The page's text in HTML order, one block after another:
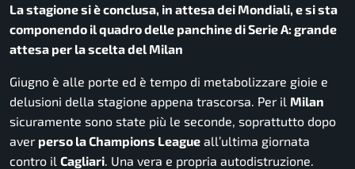
La stagione si è conclusa, in attesa dei Mondiali, e si sta
componendo il quadro delle panchine di Serie A: grande
attesa per la scelta del Milan
Giugno è alle porte ed è tempo di metabolizzare gioie e
delusioni della stagione appena trascorsa. Per il Milan
sicuramente sono state più le seconde, soprattutto dopo
aver perso la Champions League all’ultima giornata
contro il Cagliari. Una vera e propria autodistruzione.